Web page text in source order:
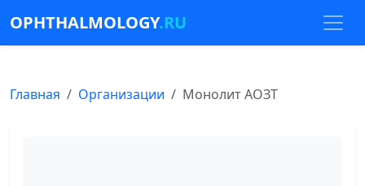
OPHTHALMOLOGY.RU
Главная Организации Монолит АОЗТ